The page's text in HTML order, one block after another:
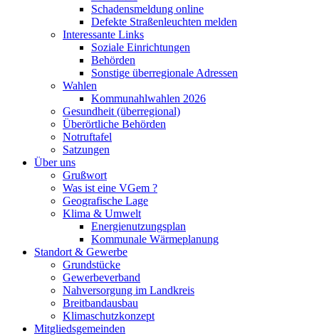
Schadensmeldung online
Defekte Straßenleuchten melden
Interessante Links
Soziale Einrichtungen
Behörden
Sonstige überregionale Adressen
Wahlen
Kommunahlwahlen 2026
Gesundheit (überregional)
Überörtliche Behörden
Notruftafel
Satzungen
Über uns
Grußwort
Was ist eine VGem ?
Geografische Lage
Klima & Umwelt
Energienutzungsplan
Kommunale Wärmeplanung
Standort & Gewerbe
Grundstücke
Gewerbeverband
Nahversorgung im Landkreis
Breitbandausbau
Klimaschutzkonzept
Mitgliedsgemeinden